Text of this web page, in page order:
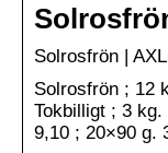
Solrosfrön |
Solrosfrön ; 12
Tokbilligt ; 3 kg.
9,10 ; 20×90 g.